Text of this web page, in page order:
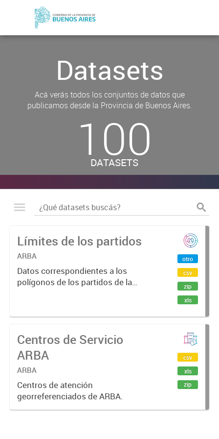
Datasets
Acá verás todos los conjuntos de datos que
publicamos desde la Provincia de Buenos Aires.
100
DATASETS
Límites de los partidos
ARBA
Datos correspondientes a los
polígonos de los partidos de la
otro
csv
zip
xls
Centros de Servicio
ARBA
ARBA
Centros de atención
georreferenciados de ARBA.
csv
xls
zip